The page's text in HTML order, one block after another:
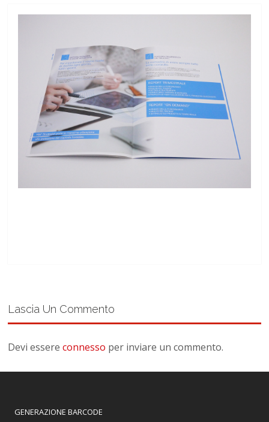
Lascia Un Commento
Devi essereconnesso per inviare un commento.
GENERAZIONE BARCODE